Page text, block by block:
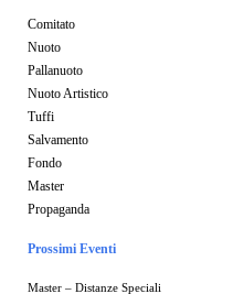
Comitato
Nuoto
Pallanuoto
Nuoto Artistico
Tuffi
Salvamento
Fondo
Master
Propaganda
Prossimi Eventi
Master – Distanze Speciali